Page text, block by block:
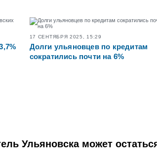
17 СЕНТЯБРЯ 2025, 15:29
Долги ульяновцев по кредитам
сократились почти на 6%
Ульяновска может